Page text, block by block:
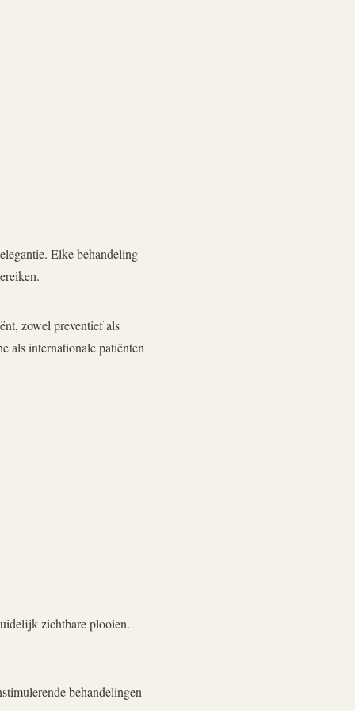
Elke behandeling
zowel preventief als
als internationale patiënten
zichtbare plooien.
behandelingen